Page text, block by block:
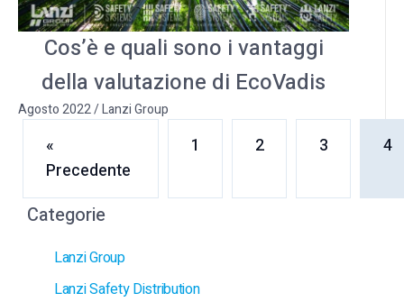
Cos’è e quali sono i vantaggi
della valutazione di EcoVadis
Agosto 2022/Lanzi Group
«
Precedente
1 2 3 4
Categorie
Lanzi Group
Lanzi Safety Distribution